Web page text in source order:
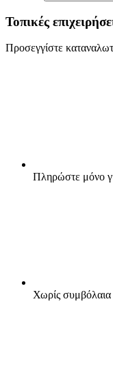
Τοπικές
Προσεγγίστε
Πληρώστε μόνο
Χωρίς συμβόλαια